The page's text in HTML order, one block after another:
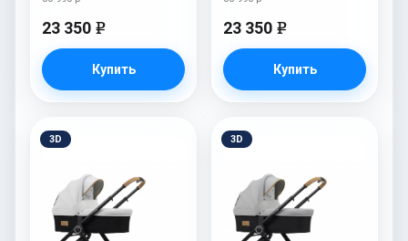
23 350 e
Купить
23 350 e
Купить
3D 3D